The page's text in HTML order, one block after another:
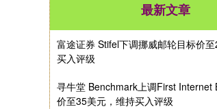
最新文章
富途证券 Stifel下调挪威邮轮目标价
买入评级
寻牛堂 Benchmark上调First Internet
价至35美元，维持买入评级